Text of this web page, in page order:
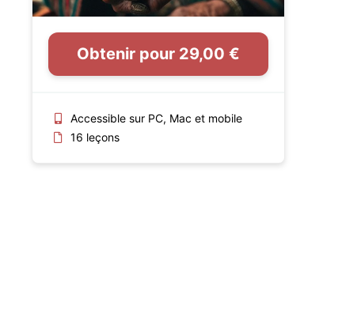
Obtenir pour 29,00 €
Accessible sur PC, Mac et mobile
16 leçons